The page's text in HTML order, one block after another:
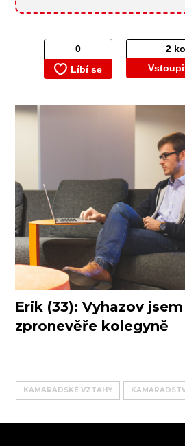
2
Erik (33): Vyhazov
zpronevěře kolegyně
KAMARÁDSKÉ VZTAHY